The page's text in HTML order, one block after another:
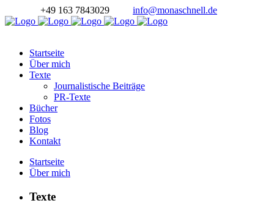
+49 163 7843029 info@monaschnell.de
Startseite
Über mich
Texte
Journalistische Beiträge
PR-Texte
Bücher
Fotos
Blog
Kontakt
Startseite
Über mich
Texte